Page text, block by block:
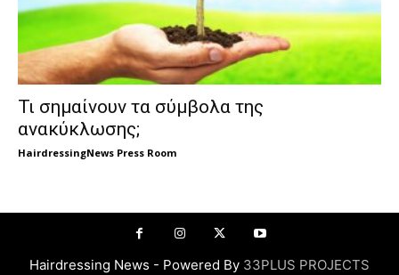
Τι σημαίνουν τα σύμβολα της
ανακύκλωσης;
HairdressingNews Press Room
Hairdressing News - Powered By 33PLUS PROJECTS